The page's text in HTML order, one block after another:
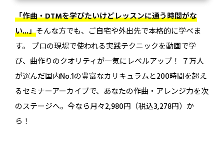
「作曲・DTMを学びたいけどレッスンに通う時間がな
い...」そんな方でも、ご自宅や外出先で本格的に学べま
す。 プロの現場で使われる実践テクニックを動画で学
び、曲作りのクオリティが一気にレベルアップ！ ７万人
が選んだ国内No.1の豊富なカリキュラムと200時間を超え
るセミナーアーカイブで、あなたの作曲・アレンジ力を次
のステージへ。今なら月々2,980円（税込3,278円）か
ら！